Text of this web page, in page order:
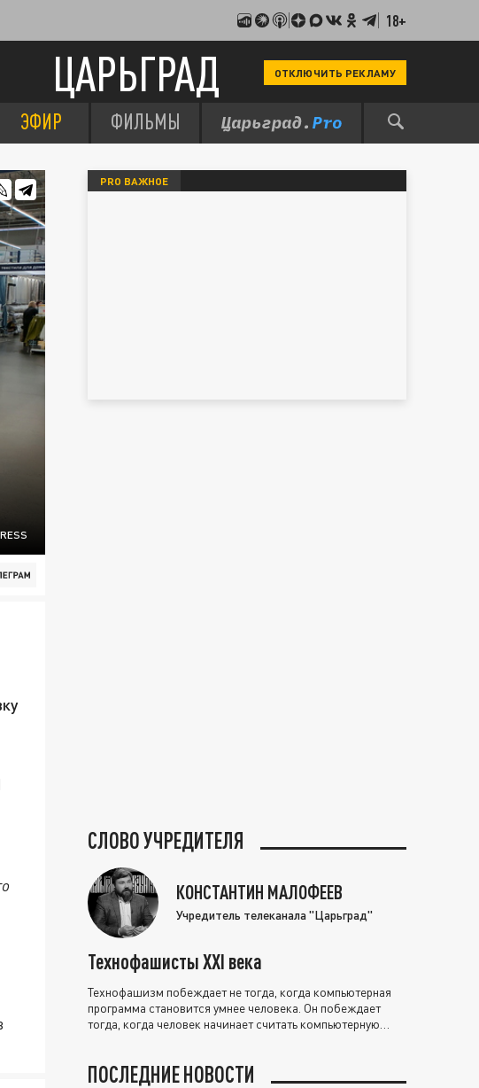
18+
ЦАРЬГРАД ОТКЛЮЧИТЬ РЕКЛАМУ
ЭФИР ФИЛЬМЫ
PRO ВАЖНОЕ
СЛОВО УЧРЕДИТЕЛЯ
КОНСТАНТИН МАЛОФЕЕВ
Учредитель телеканала "Царьград"
Технофашисты XXI века
Технофашизм побеждает не тогда, когда компьютерная
программа становится умнее человека. Он побеждает
тогда, когда человек начинает считать компьютерную
ПОСЛЕДНИЕ НОВОСТИ